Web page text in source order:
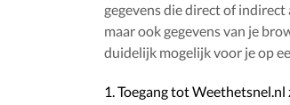
gegevens die direct of
maar ook gegevens van je
duidelijk mogelijk voor je op
1. Toegang tot